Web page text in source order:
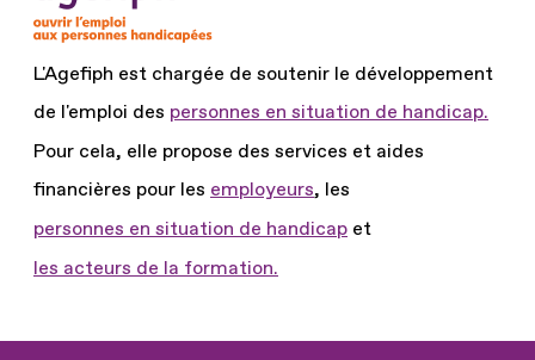
L'Agefiph est chargée de soutenir le développement
de l'emploi des personnes en situation de handicap.
Pour cela, elle propose des services et aides
financières pour les employeurs, les
personnes en situation de handicap et
les acteurs de la formation.